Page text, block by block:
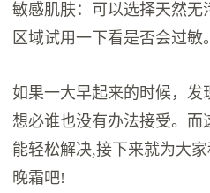
敏感肌肤：可以选择天然
区域试用一下看是否会过敏。
如果一大早起来的时候，发
想必谁也没有办法接受。
能轻松解决,接下来就为大
晚霜吧!